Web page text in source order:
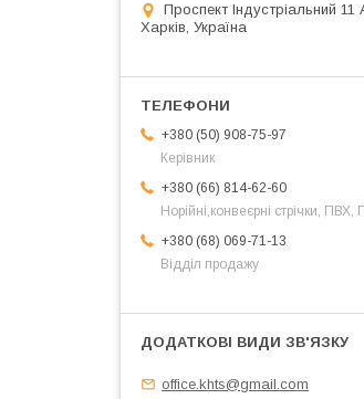
Проспект Індустріальний 11
Харків, Україна
+380 (50) 908-75-97
Керівник
+380 (66) 814-62-60
Норійні,конвеєрні стрічки, ПВХ,
+380 (68) 069-71-13
Відділ продажу
office.khts@gmail.com